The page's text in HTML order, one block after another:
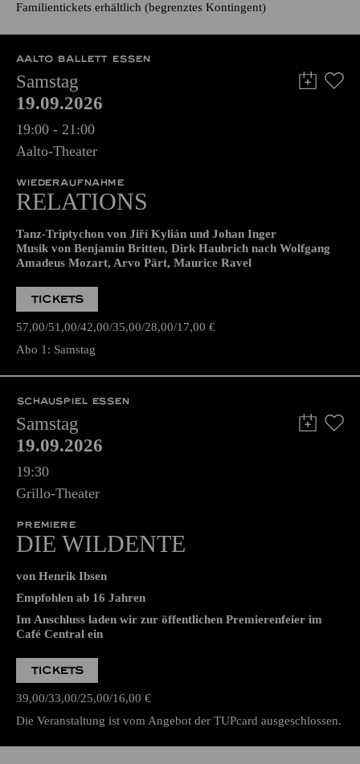
Familientickets erhältlich (begrenztes Kontingent)
AALTO BALLETT ESSEN
Samstag
19.09.2026
19:00 - 21:00
Aalto-Theater
WIEDERAUFNAHME
RELATIONS
Tanz-Triptychon von Jiří Kylián und Johan Inger
Musik von Benjamin Britten, Dirk Haubrich nach Wolfgang
Amadeus Mozart, Arvo Pärt, Maurice Ravel
TICKETS
57,00 51,00 42,00 35,00 28,00 17,00 €
Abo 1: Samstag
SCHAUSPIEL ESSEN
Samstag
19.09.2026
19:30
Grillo-Theater
PREMIERE
DIE WILDENTE
von Henrik Ibsen
Empfohlen ab 16 Jahren
Im Anschluss laden wir zur öffentlichen Premierenfeier im
Café Central ein
TICKETS
39,00 33,00 25,00 16,00 €
Die Veranstaltung ist vom Angebot der TUPcard ausgeschlossen.